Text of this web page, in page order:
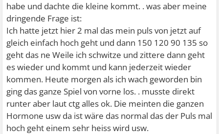
habe und dachte die kleine kommt. . was aber meine
dringende Frage ist:
Ich hatte jetzt hier 2 mal das mein puls von jetzt auf
gleich einfach hoch geht und dann 150 120 90 135 so
geht das ne Weile ich schwitze und zittere dann geht
es wieder und kommt und kann jederzeit wieder
kommen. Heute morgen als ich wach geworden bin
ging das ganze Spiel von vorne los. . musste direkt
runter aber laut ctg alles ok. Die meinten die ganzen
Hormone usw da ist wäre das normal das der Puls mal
hoch geht einem sehr heiss wird usw.